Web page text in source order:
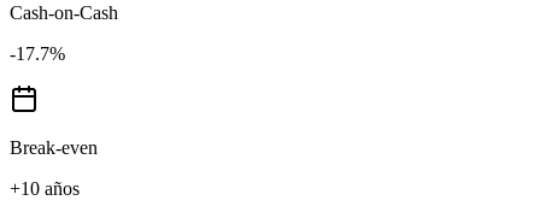
Cash-on-Cash
-17.7%
Break-even
+10 años